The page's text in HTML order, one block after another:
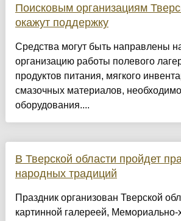
Поисковым организациям
окажут поддержку
Средства могут быть направлены
организацию работы полевого
продуктов питания, мягкого
смазочных материалов,
оборудования....
В Тверской области пройдет
народных традиций
Праздник организован Тверской
картинной галереей,